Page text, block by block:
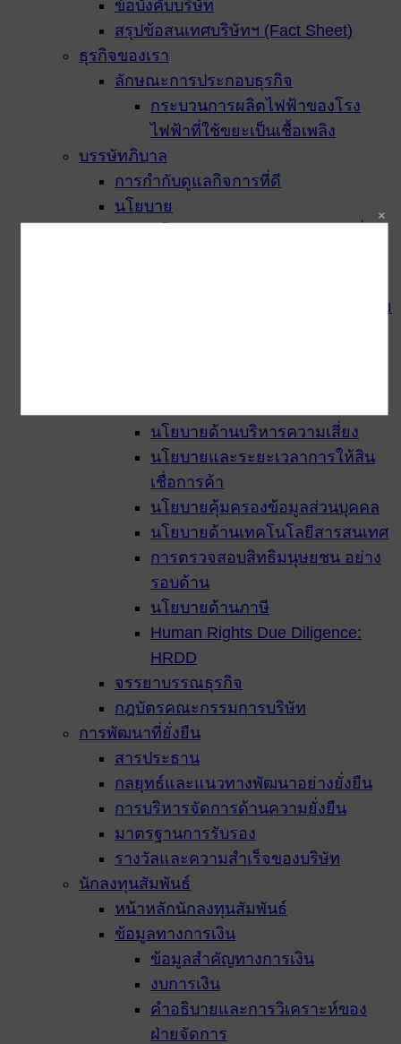
ข้อบังคับบริษัท
สรุปข้อสนเทศบริษัทฯ (Fact Sheet)
ธุรกิจของเรา
ลักษณะการประกอบธุรกิจ
กระบวนการผลิตไฟฟ้าของโรง
ไฟฟ้าที่ใช้ขยะเป็นเชื้อเพลิง
บรรษัทภิบาล
การกำกับดูแลกิจการที่ดี
นโยบาย
นโยบายสิ่งแวดล้อม ความปลอดภัย
นโยบายด้านบริหารความเสี่ยง
นโยบายและระยะเวลาการให้สิน
เชื่อการค้า
นโยบายคุ้มครองข้อมูลส่วนบุคคล
นโยบายด้านเทคโนโลยีสารสนเทศ
การตรวจสอบสิทธิมนุษยชน อย่าง
รอบด้าน
นโยบายด้านภาษี
Human Rights Due Diligence:
HRDD
จรรยาบรรณธุรกิจ
กฎบัตรคณะกรรมการบริษัท
การพัฒนาที่ยั่งยืน
สารประธาน
กลยุทธ์และแนวทางพัฒนาอย่างยั่งยืน
การบริหารจัดการด้านความยั่งยืน
มาตรฐานการรับรอง
รางวัลและความสำเร็จของบริษัท
นักลงทุนสัมพันธ์
หน้าหลักนักลงทุนสัมพันธ์
ข้อมูลทางการเงิน
ข้อมูลสำคัญทางการเงิน
งบการเงิน
คำอธิบายและการวิเคราะห์ของ
ฝ่ายจัดการ